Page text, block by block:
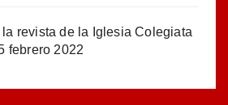
revista de la Iglesia Colegiata
febrero 2022